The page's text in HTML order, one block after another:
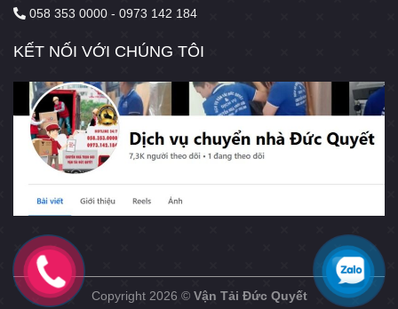
058 353 0000 - 0973 142 184
KẾT NỐI VỚI CHÚNG TÔI
Copyright 2026 © Vận Tải Đức Quyết